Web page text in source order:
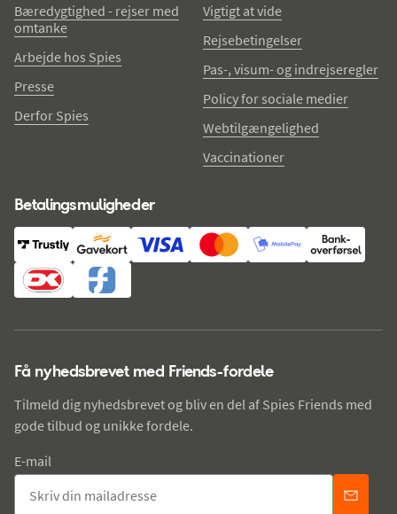
Bæredygtighed - rejser med
omtanke
Arbejde hos Spies
Presse
Derfor Spies
Vigtigt at vide
Rejsebetingelser
Pas-, visum- og indrejseregler
Policy for sociale medier
Webtilgængelighed
Vaccinationer
Betalingsmuligheder
Få nyhedsbrevet med Friends-fordele
Tilmeld dig nyhedsbrevet og bliv en del af Spies Friends med
gode tilbud og unikke fordele.
E-mail